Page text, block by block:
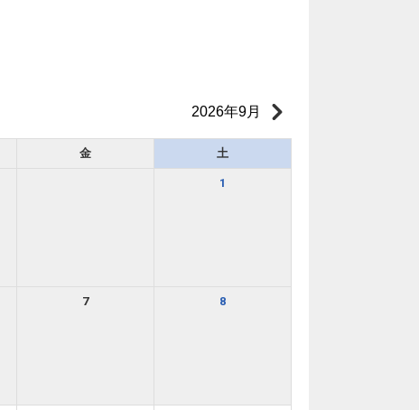
2026年9月
金 土
1
7 8